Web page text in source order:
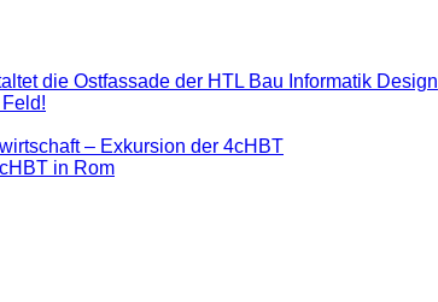
die Ostfassade der HTL Bau Informatik Design
– Exkursion der 4cHBT
in Rom